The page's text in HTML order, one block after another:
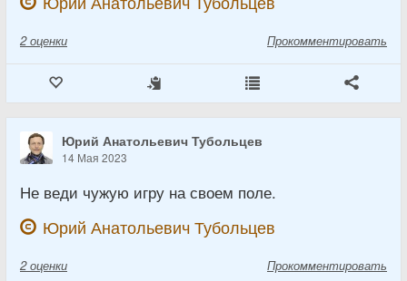
2 оценки Прокомментировать
Юрий Анатольевич Тубольцев
14 Мая 2023
Не веди чужую игру на своем поле.
Юрий Анатольевич Тубольцев
2 оценки Прокомментировать